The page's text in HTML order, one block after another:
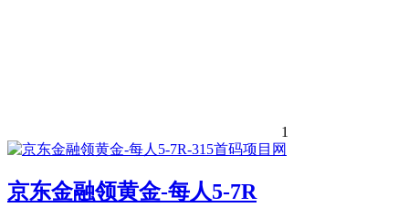
1
京东金融领黄金-每人5-7R